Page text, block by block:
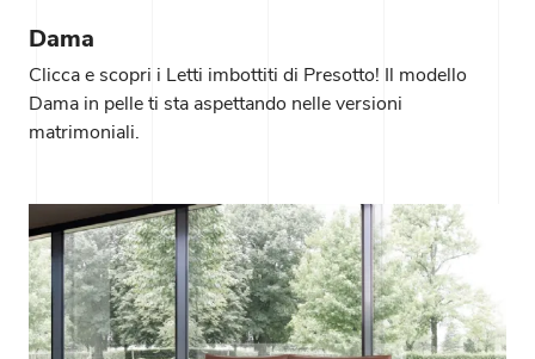
Dama
Clicca e scopri i Letti imbottiti di Presotto! Il modello
Dama in pelle ti sta aspettando nelle versioni
matrimoniali.